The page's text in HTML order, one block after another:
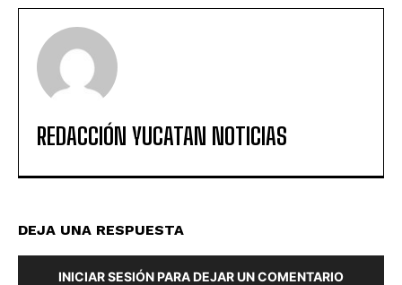
REDACCIÓN YUCATAN NOTICIAS
DEJA UNA RESPUESTA
INICIAR SESIÓN PARA DEJAR UN COMENTARIO